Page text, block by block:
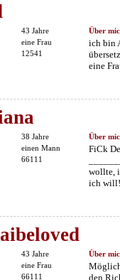
43 Jahre
eine Frau
12541
Über
ich bin
eine
38 Jahre
einen Mann
66111
Über
FiCk
wollte,
ich
43 Jahre
eine Frau
66111
Über
den